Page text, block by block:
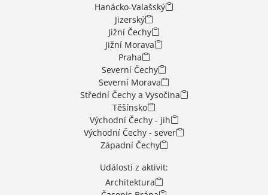
Hanácko-Valašský
Jizerský
Jižní Čechy
Jižní Morava
Praha
Severní Čechy
Severní Morava
Střední Čechy a Vysočina
Těšínsko
Východní Čechy - jih
Východní Čechy - sever
Západní Čechy
Události z aktivit:
Architektura